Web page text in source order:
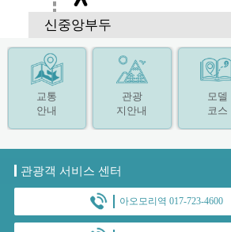
신중앙부두
교통
안내
관광
지안내
모델
코스
관광객 서비스 센터
아오모리역 017-723-4600